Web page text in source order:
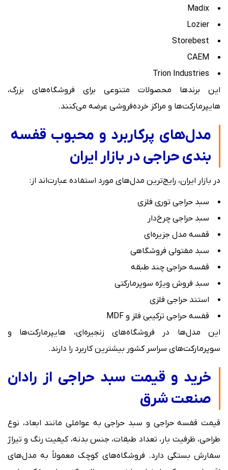
Madix
Lozier
Storebest
CAEM
Trion Industries
این برندها محصولات متنوعی برای فروشگاه‌های بزرگ،
هایپرمارکت‌ها و مراکز خرده‌فروشی عرضه می‌کنند.
مدل‌های پرکاربرد و محبوب قفسه
بندی حراجی در بازار ایران
در بازار ایران، رایج‌ترین مدل‌های مورد استفاده عبارت‌اند از:
سبد حراجی توری فلزی
سبد حراجی چرخ‌دار
قفسه مدل جزیره‌ای
سبد مفتولی فروشگاهی
قفسه حراجی چند طبقه
سبد فروش ویژه سوپرمارکتی
استند حراجی فلزی
قفسه حراجی ترکیبی فلز و MDF
این مدل‌ها در فروشگاه‌های زنجیره‌ای، هایپرمارکت‌ها و
سوپرمارکت‌های سراسر کشور بیشترین کاربرد را دارند.
خرید و قیمت سبد حراجی از رادان
صنعت شرق
قیمت قفسه حراجی و سبد حراجی به عواملی مانند ابعاد، نوع
طراحی، ظرفیت بار، تعداد طبقات، جنس بدنه، کیفیت رنگ و تیراژ
سفارش بستگی دارد. فروشگاه‌های کوچک معمولاً به مدل‌های